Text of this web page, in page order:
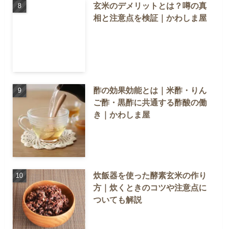
玄米のデメリットとは？噂の真
相と注意点を検証｜かわしま屋
酢の効果効能とは｜米酢・りん
ご酢・黒酢に共通する酢酸の働
き｜かわしま屋
炊飯器を使った酵素玄米の作り
方｜炊くときのコツや注意点に
ついても解説